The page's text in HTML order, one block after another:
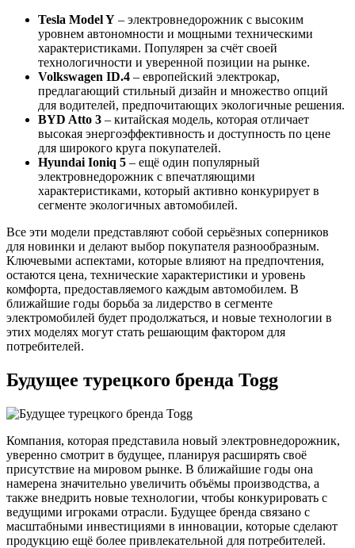
Tesla Model Y – электровнедорожник с высоким
уровнем автономности и мощными техническими
характеристиками. Популярен за счёт своей
технологичности и уверенной позиции на рынке.
Volkswagen ID.4 – европейский электрокар,
предлагающий стильный дизайн и множество опций
для водителей, предпочитающих экологичные решения.
BYD Atto 3 – китайская модель, которая отличает
высокая энергоэффективность и доступность по цене
для широкого круга покупателей.
Hyundai Ioniq 5 – ещё один популярный
электровнедорожник с впечатляющими
характеристиками, который активно конкурирует в
сегменте экологичных автомобилей.
Все эти модели представляют собой серьёзных соперников
для новинки и делают выбор покупателя разнообразным.
Ключевыми аспектами, которые влияют на предпочтения,
остаются цена, технические характеристики и уровень
комфорта, предоставляемого каждым автомобилем. В
ближайшие годы борьба за лидерство в сегменте
электромобилей будет продолжаться, и новые технологии в
этих моделях могут стать решающим фактором для
потребителей.
Будущее турецкого бренда Togg
Компания, которая представила новый электровнедорожник,
уверенно смотрит в будущее, планируя расширять своё
присутствие на мировом рынке. В ближайшие годы она
намерена значительно увеличить объёмы производства, а
также внедрить новые технологии, чтобы конкурировать с
ведущими игроками отрасли. Будущее бренда связано с
масштабными инвестициями в инновации, которые сделают
продукцию ещё более привлекательной для потребителей.